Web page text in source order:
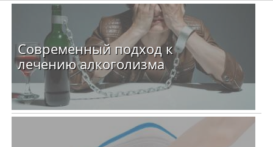
Современный подход к
лечению алкоголизма